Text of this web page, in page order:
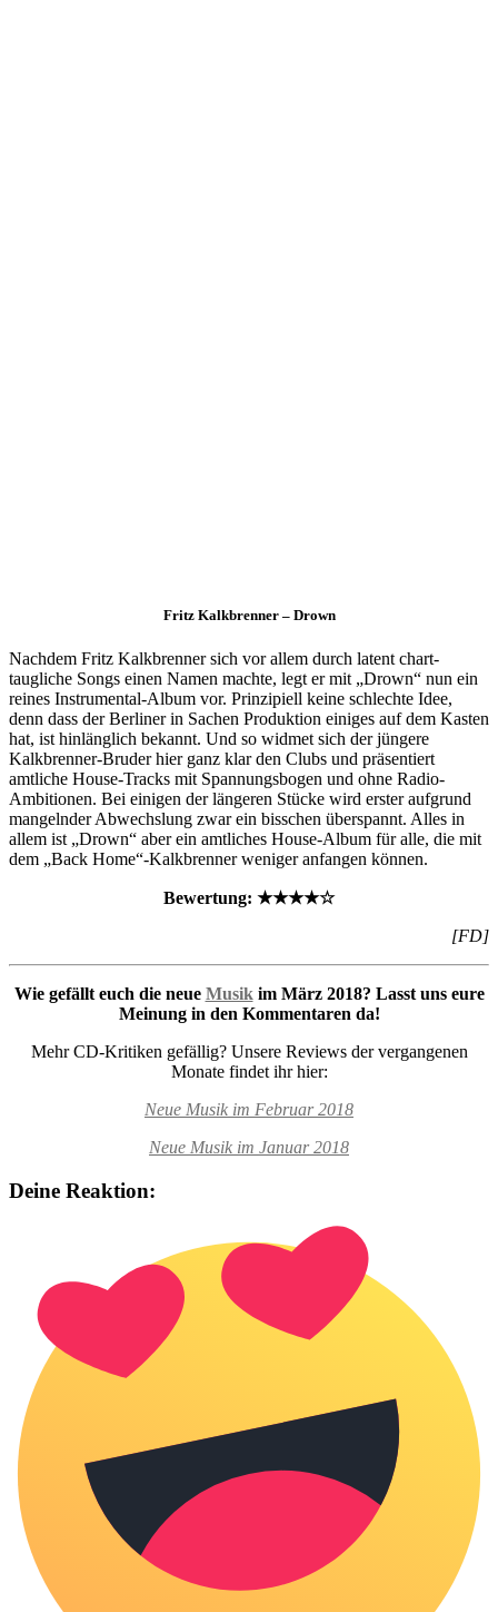
Fritz Kalkbrenner – Drown
Nachdem Fritz Kalkbrenner sich vor allem durch latent chart-
taugliche Songs einen Namen machte, legt er mit „Drown“ nun ein
reines Instrumental-Album vor. Prinzipiell keine schlechte Idee,
denn dass der Berliner in Sachen Produktion einiges auf dem Kasten
hat, ist hinlänglich bekannt. Und so widmet sich der jüngere
Kalkbrenner-Bruder hier ganz klar den Clubs und präsentiert
amtliche House-Tracks mit Spannungsbogen und ohne Radio-
Ambitionen. Bei einigen der längeren Stücke wird erster aufgrund
mangelnder Abwechslung zwar ein bisschen überspannt. Alles in
allem ist „Drown“ aber ein amtliches House-Album für alle, die mit
dem „Back Home“-Kalkbrenner weniger anfangen können.
Bewertung: ★★★★☆
[FD]
Wie gefällt euch die neue Musikim März 2018? Lasst uns eure
Meinung in den Kommentaren da!
Mehr CD-Kritiken gefällig? Unsere Reviews der vergangenen
Monate findet ihr hier:
Neue Musik im Februar 2018
Neue Musik im Januar 2018
Deine Reaktion: